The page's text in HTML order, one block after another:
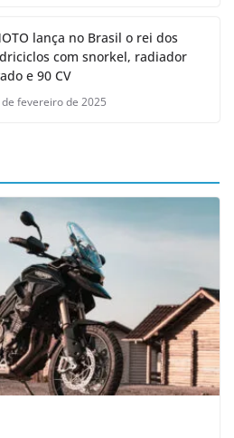
lança no Brasil o rei dos
com snorkel, radiador
e 90 CV
fevereiro de 2025